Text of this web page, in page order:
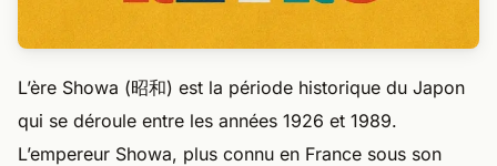
L’ère Showa (昭和) est la période historique du Japon
qui se déroule entre les années 1926 et 1989.
L’empereur Showa, plus connu en France sous son